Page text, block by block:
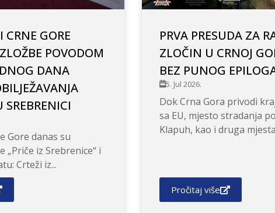
GORE
POVODOM
DANA
Gore danas su
„Priče iz Srebrenice“ i
Crteži iz...
PRVA PRESUDA ZA
ZLOČIN U CRNOJ
BEZ PUNOG
5. Jul 2026.
Dok Crna Gora privodi
sa EU, mjesto stradanja
Klapuh, kao i druga
Pročitaj više